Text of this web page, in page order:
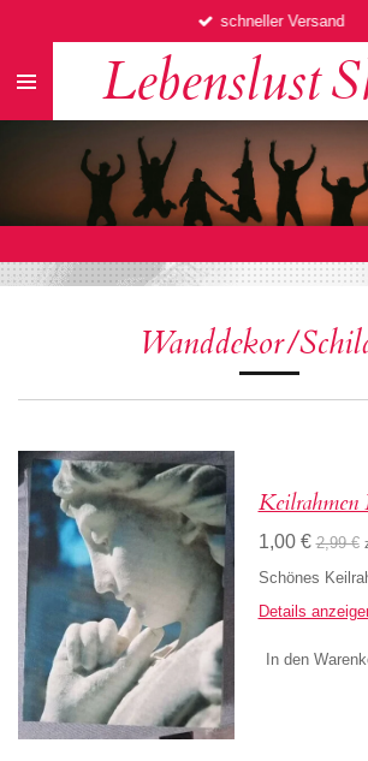
springen
Lebenslust
schneller Versand
Wanddekor/
1,00 € 2,99 €
Schönes
Details
In den